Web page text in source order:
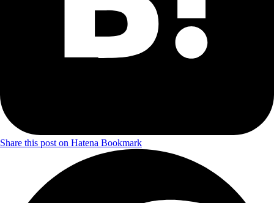
Share this post on Hatena Bookmark